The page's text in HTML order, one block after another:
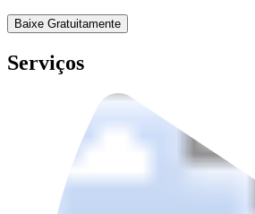
Baixe Gratuitamente
Serviços